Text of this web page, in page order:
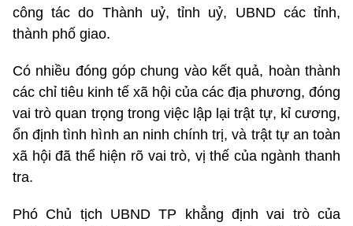
công tác do Thành uỷ, tỉnh uỷ, UBND các tỉnh,
thành phố giao.
Có nhiều đóng góp chung vào kết quả, hoàn thành
các chỉ tiêu kinh tế xã hội của các địa phương, đóng
vai trò quan trọng trong việc lập lại trật tự, kỉ cương,
ổn định tình hình an ninh chính trị, và trật tự an toàn
xã hội đã thể hiện rõ vai trò, vị thế của ngành thanh
tra.
Phó Chủ tịch UBND TP khẳng định vai trò của